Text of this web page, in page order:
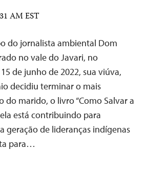
AM EST
do jornalista ambiental Dom
no vale do Javari, no
de junho de 2022, sua viúva,
decidiu terminar o mais
marido, o livro “Como Salvar a
está contribuindo para
geração de lideranças indígenas
para…